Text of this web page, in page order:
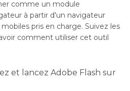
comme un module
à partir d'un navigateur
pris en charge. Suivez les
comment utiliser cet outil
et lancez Adobe Flash sur